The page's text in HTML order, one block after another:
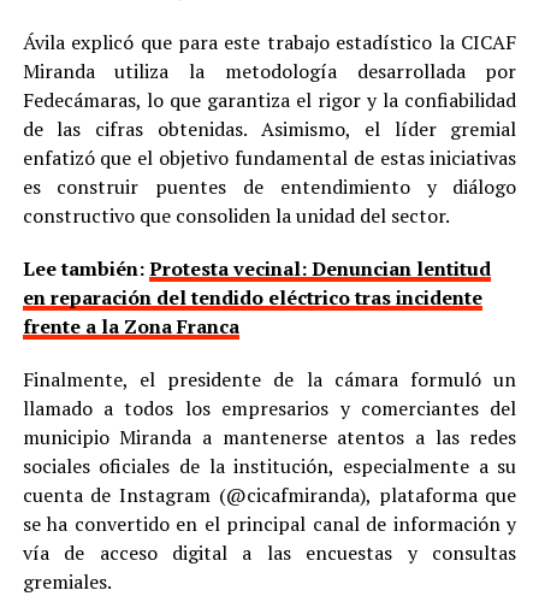
Ávila explicó que para este trabajo estadístico la CICAF
Miranda utiliza la metodología desarrollada por
Fedecámaras, lo que garantiza el rigor y la confiabilidad
de las cifras obtenidas. Asimismo, el líder gremial
enfatizó que el objetivo fundamental de estas iniciativas
es construir puentes de entendimiento y diálogo
constructivo que consoliden la unidad del sector.
Lee también:Protesta vecinal: Denuncian lentitud
en reparación del tendido eléctrico tras incidente
frente a la Zona Franca
Finalmente, el presidente de la cámara formuló un
llamado a todos los empresarios y comerciantes del
municipio Miranda a mantenerse atentos a las redes
sociales oficiales de la institución, especialmente a su
cuenta de Instagram (@cicafmiranda), plataforma que
se ha convertido en el principal canal de información y
vía de acceso digital a las encuestas y consultas
gremiales.